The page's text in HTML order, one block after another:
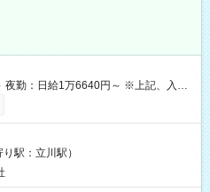
夜勤：日給1万6640円～ ※上記、入社
まで) ┗新任研修の終了から100日以内
！ 給与即時払いサービス『クリア
ンビニATMから 現金で給与を受け取れ
しっ
駅：立川駅）